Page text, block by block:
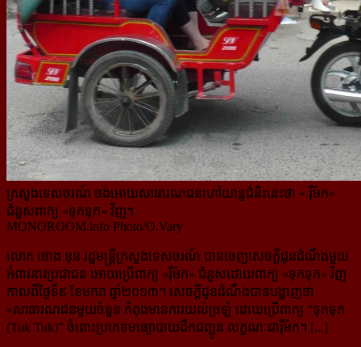
ក្រសួងទេសចរណ៍ ចង់អោយសាធារណជនហៅយាន្តជំនិះនេះថា « រ៉ឺម៉ក»
ជំនួសពាក្យ «ទុកទុក» វិញ។
MONOROOM.info Photo/O.Vary
លោក ថោង ខុន រដ្ឋមន្រ្តីក្រសួងទេសចរណ៍ បានចេញសេចក្ដីជូនដំណឹងមួយ
អំពាវនាវប្រជាជន អោយប្រើពាក្យ «រ៉ឺម៉ក» ជំនួសដោយពាក្យ «ទុកទុក» វិញ
កាលពីថ្ងៃទី៩ ខែមករា ឆ្នាំ២០១៣។ សេចក្តីជូនដំណឹងបានបង្ហាញថា
«សាធារណជន​មួយចំនួន កំពុងមានការយល់ច្រឡំ ដោយប្រើពាក្យ “ទុកទុក
(Tuk Tuk)” ចំពោះប្រភេទមធ្យោបាយដឹកជញ្ជូន លក្ខណៈ​ជារ៉ឺម៉ក។ [...]